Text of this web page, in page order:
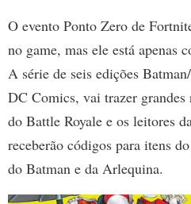
O evento Ponto Zero de
no game, mas ele está apenas
A série de seis edições
DC Comics, vai trazer grandes
do Battle Royale e os leitores
receberão códigos para itens
do Batman e da Arlequina.